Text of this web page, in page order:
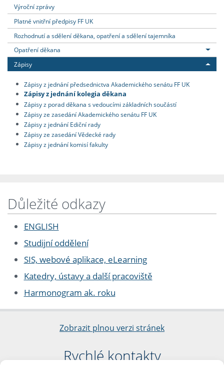
Výroční zprávy
Platné vnitřní předpisy FF UK
Rozhodnutí a sdělení děkana, opatření a sdělení tajemníka
Opatření děkana
Zápisy
Zápisy z jednání předsednictva Akademického senátu FF UK
Zápisy z jednání kolegia děkana
Zápisy z porad děkana s vedoucími základních součástí
Zápisy ze zasedání Akademického senátu FF UK
Zápisy z jednání Ediční rady
Zápisy ze zasedání Vědecké rady
Zápisy z jednání komisí fakulty
Důležité odkazy
ENGLISH
Studijní oddělení
SIS, webové aplikace, eLearning
Katedry, ústavy a další pracoviště
Harmonogram ak. roku
Zobrazit plnou verzi stránek
Rychlé kontakty